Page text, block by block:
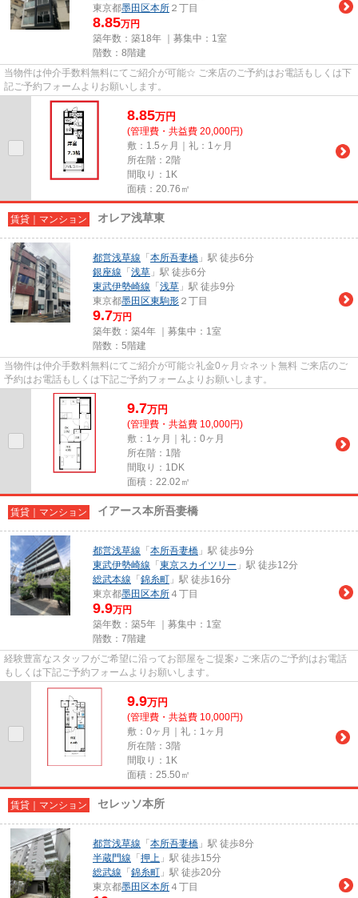
東京都墨田区本所 ２丁目
8.85万円
築年数：築18年 ｜募集中： 1室
階数：8階建
当物件は仲介手数料無料にてご紹介が可能☆ ご来店のご予約はお電話もしくは下
記ご予約フォームよりお願いします。
8.85万円
(管理費・共益費 20,000円)
敷：1.5ヶ月｜礼：1ヶ月
所在階：2階
間取り：1K
面積：20.76㎡
賃貸｜マンション オレア浅草東
都営浅草線 「 本所吾妻橋 」駅 徒歩6分
銀座線 「 浅草 」駅 徒歩6分
東武伊勢崎線 「 浅草 」駅 徒歩9分
東京都墨田区東駒形 ２丁目
9.7万円
築年数：築4年 ｜募集中： 1室
階数：5階建
当物件は仲介手数料無料にてご紹介が可能☆礼金0ヶ月☆ネット無料 ご来店のご
予約はお電話もしくは下記ご予約フォームよりお願いします。
9.7万円
(管理費・共益費 10,000円)
敷：1ヶ月｜礼：0ヶ月
所在階：1階
間取り：1DK
面積：22.02㎡
賃貸｜マンション イアース本所吾妻橋
都営浅草線 「 本所吾妻橋 」駅 徒歩9分
東武伊勢崎線 「 東京スカイツリー 」駅 徒歩12分
総武本線 「 錦糸町 」駅 徒歩16分
東京都墨田区本所 ４丁目
9.9万円
築年数：築5年 ｜募集中： 1室
階数：7階建
経験豊富なスタッフがご希望に沿ってお部屋をご提案♪ ご来店のご予約はお電話
もしくは下記ご予約フォームよりお願いします。
9.9万円
(管理費・共益費 10,000円)
敷：0ヶ月｜礼：1ヶ月
所在階：3階
間取り：1K
面積：25.50㎡
賃貸｜マンション セレッソ本所
都営浅草線 「 本所吾妻橋 」駅 徒歩8分
半蔵門線 「 押上 」駅 徒歩15分
総武線 「 錦糸町 」駅 徒歩20分
東京都墨田区本所 ４丁目